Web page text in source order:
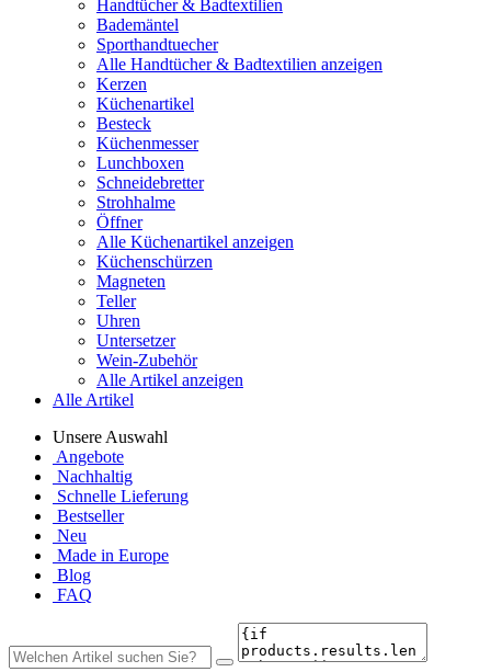
Handtücher & Badtextilien
Bademäntel
Sporthandtuecher
Alle Handtücher & Badtextilien anzeigen
Kerzen
Küchenartikel
Besteck
Küchenmesser
Lunchboxen
Schneidebretter
Strohhalme
Öffner
Alle Küchenartikel anzeigen
Küchenschürzen
Magneten
Teller
Uhren
Untersetzer
Wein-Zubehör
Alle Artikel anzeigen
Alle Artikel
Unsere Auswahl
Angebote
Nachhaltig
Schnelle Lieferung
Bestseller
Neu
Made in Europe
Blog
FAQ